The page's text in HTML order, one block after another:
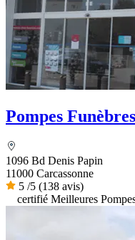
Pompes
1096 Bd Denis Papin
11000 Carcassonne
5 /5 (138 avis)
certifié Meilleures